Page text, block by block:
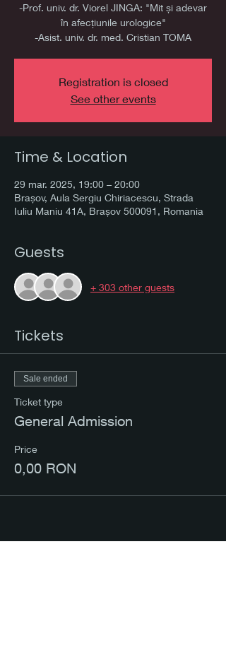
-Prof. univ. dr. Viorel JINGA: "Mit și adevar
în afecțiunile urologice"
-Asist. univ. dr. med. Cristian TOMA
Registration is closed
See other events
Time & Location
29 mar. 2025, 19:00 – 20:00
Brașov, Aula Sergiu Chiriacescu, Strada
Iuliu Maniu 41A, Brașov 500091, Romania
Guests
+ 303 other guests
Tickets
Sale ended
Ticket type
General Admission
Price
0,00 RON